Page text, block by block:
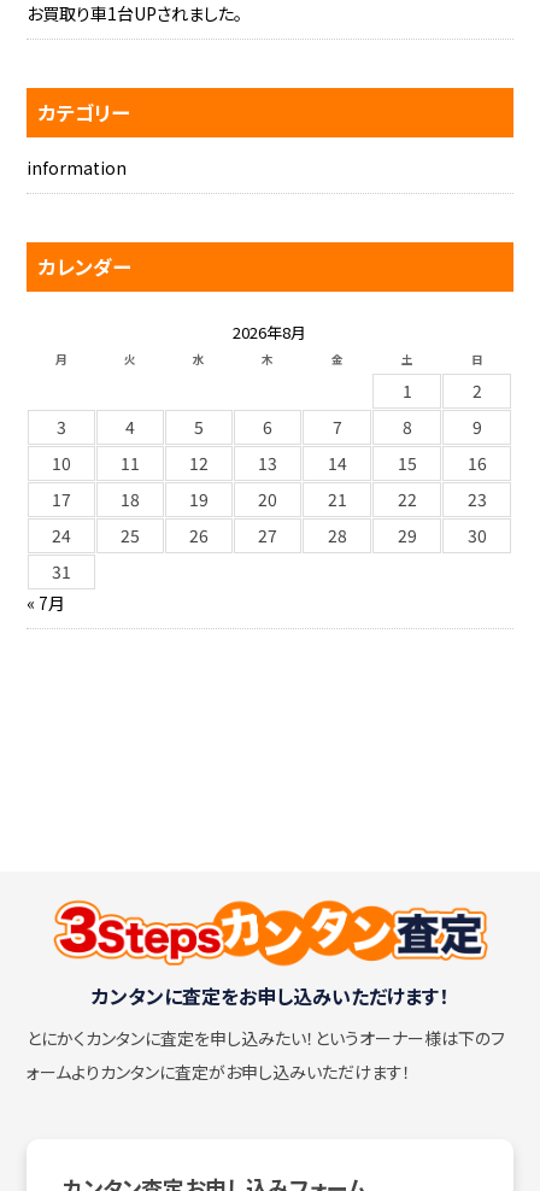
お買取り車1台UPされました。
カテゴリー
information
カレンダー
2026年8月
月 火 水 木 金 土 日
1
2
3
4 5 6 7 8
9
10
11 12 13 14 15
16
17
18 19 20 21 22
23
24
25 26 27 28 29
30
31
« 7月
カンタンに査定をお申し込みいただけます！
とにかくカンタンに査定を申し込みたい！ というオーナー様は下のフ
ォームよりカンタンに査定がお申し込みいただけます！